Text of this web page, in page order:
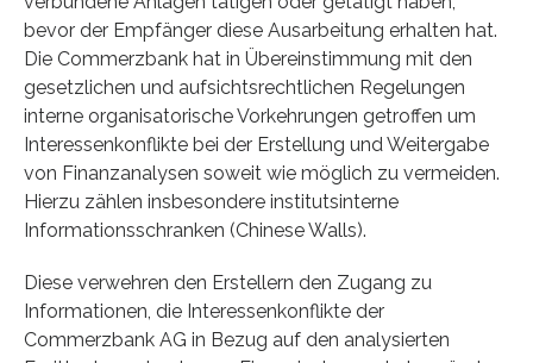
bevor der Empfänger diese Ausarbeitung erhalten hat.
Die Commerzbank hat in Übereinstimmung mit den
gesetzlichen und aufsichtsrechtlichen Regelungen
interne organisatorische Vorkehrungen getroffen um
Interessenkonflikte bei der Erstellung und Weitergabe
von Finanzanalysen soweit wie möglich zu vermeiden.
Hierzu zählen insbesondere institutsinterne
Informationsschranken (Chinese Walls).
Diese verwehren den Erstellern den Zugang zu
Informationen, die Interessenkonflikte der
Commerzbank AG in Bezug auf den analysierten